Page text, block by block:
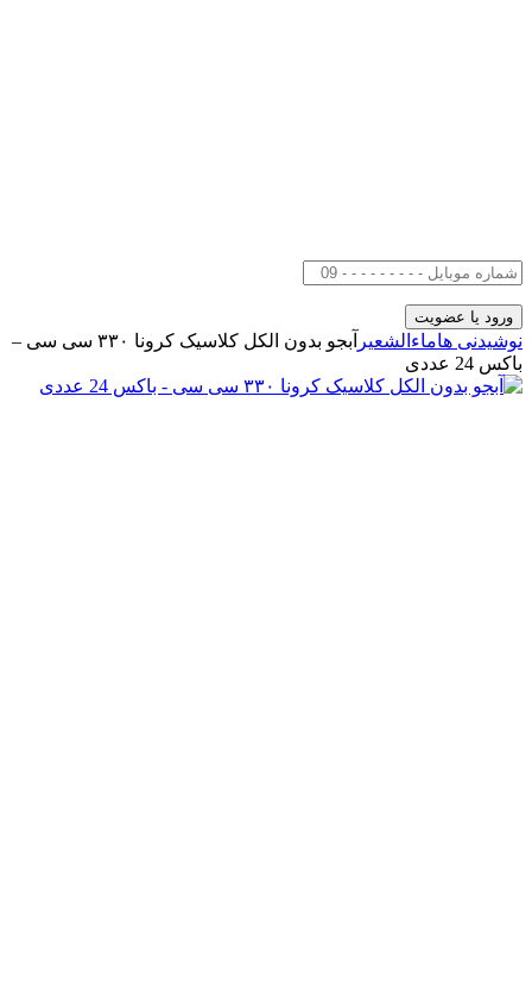
نوشیدنی هاماءالشعیر
آبجو بدون الکل کلاسیک کرونا ۳۳۰ سی سی –
باکس 24 عددی